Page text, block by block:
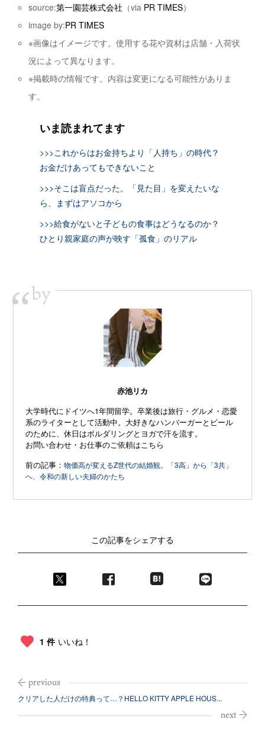
source:第一園芸株式会社 （via PR TIMES）
image by:PR TIMES
※画像はイメージです。使用する花や資材は店舗・入荷状
況によって異なります。
※掲載時の情報です。内容は変更になる可能性がありま
す。
いま読まれてます
>>>これからはお金持ちより「人持ち」の時代？
お金だけあってもできないこと
>>>そこは盲点だった。「見た目」を変えたいな
ら、まずはアソコから
>>>給食がないと子どもの食事はどうなるのか？
ひとり親家庭の声が映す「孤食」のリアル
“by
赤池リカ
大学時代にドイツへ1年間留学。卒業後は旅行・グルメ・恋愛
系のライターとして活動中。大好きなハンバーガーとビール
のために、休日はボルダリングとヨガで汗を流す。
お問い合わせ・お仕事のご依頼はこちら
前の記事：物価高が変えるZ世代の結婚観。「3高」から「3共」
へ、令和の新しい夫婦のかたち
この記事をシェアする
1 件 いいね！
クリアした人だけの特典って…？HELLO KITTY APPLE HOUS...